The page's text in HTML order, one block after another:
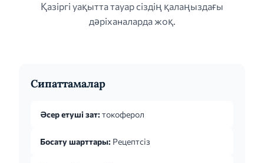
Қазіргі уақытта тауар сіздің қалаңыздағы
дәріханаларда жоқ.
Сипаттамалар
Әсер етуші зат: токоферол
Босату шарттары: Рецептсіз